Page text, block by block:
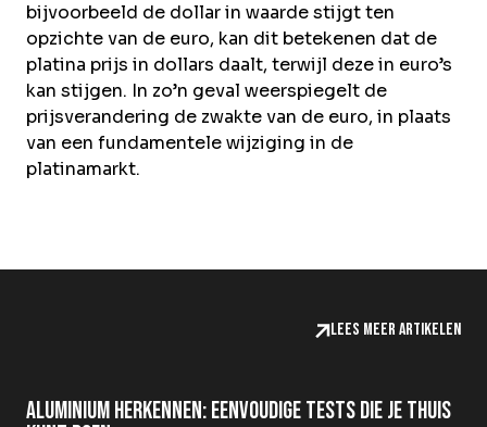
bijvoorbeeld de dollar in waarde stijgt ten
opzichte van de euro, kan dit betekenen dat de
platina prijs in dollars daalt, terwijl deze in euro’s
kan stijgen. In zo’n geval weerspiegelt de
prijsverandering de zwakte van de euro, in plaats
van een fundamentele wijziging in de
platinamarkt.
Lees meer artikelen
Aluminium herkennen: eenvoudige tests die je thuis